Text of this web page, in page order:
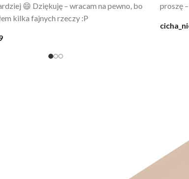
po kąpieli z mężem.